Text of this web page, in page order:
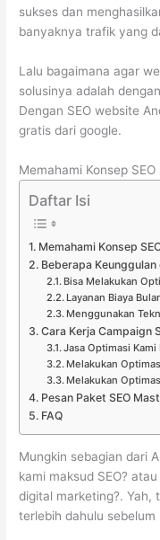
sukses dan
banyaknya trafik yang
Lalu bagaimana agar
solusinya adalah
Dengan SEO website
gratis dari google.
Memahami Konsep
Daftar Isi
Memahami Konsep
Beberapa Keunggulan
Bisa Melakukan
Layanan Biaya
Menggunakan
Cara Kerja Campaign
Jasa Optimasi
Melakukan
Melakukan
Pesan Paket SEO
FAQ
Mungkin sebagian dari
kami maksud SEO?
digital marketing?. Yah,
terlebih dahulu